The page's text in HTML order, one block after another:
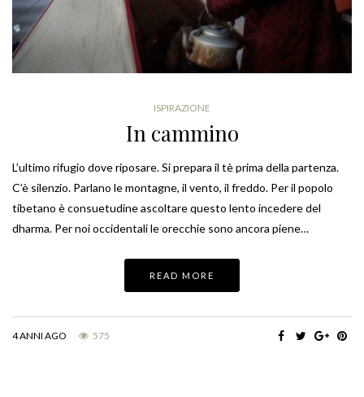
ISPIRAZIONE
In cammino
L’ultimo rifugio dove riposare. Si prepara il tè prima della partenza.
C’è silenzio. Parlano le montagne, il vento, il freddo. Per il popolo
tibetano è consuetudine ascoltare questo lento incedere del
dharma. Per noi occidentali le orecchie sono ancora piene…
READ MORE
4 ANNI AGO 575